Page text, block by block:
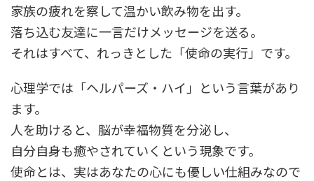
家族の疲れを察して温かい飲み物を出す。
落ち込む友達に一言だけメッセージを送る。
それはすべて、れっきとした「使命の実行」です。
心理学では「ヘルパーズ・ハイ」という言葉があり
ます。
人を助けると、脳が幸福物質を分泌し、
自分自身も癒やされていくという現象です。
使命とは、実はあなたの心にも優しい仕組みなので